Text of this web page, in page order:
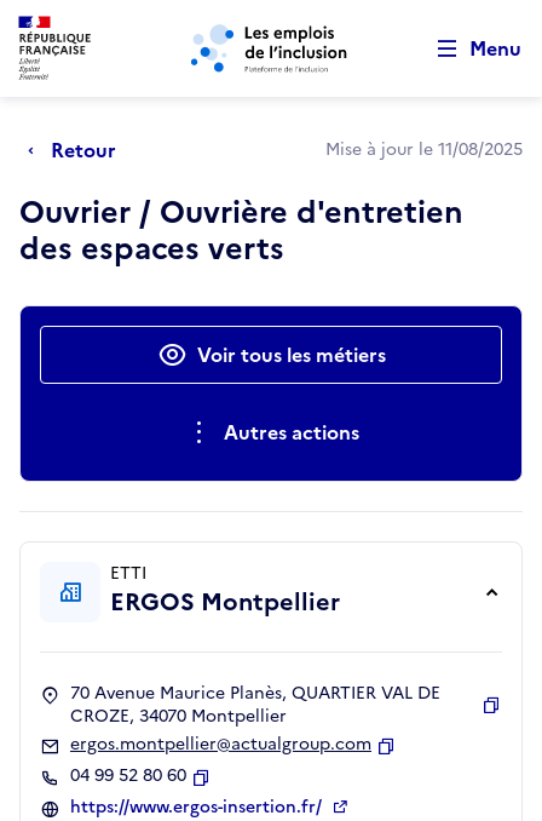
Aller au menu principal Aller au contenu principal
Menu
Retour Mise à jour le 11/08/2025
Ouvrier / Ouvrière d'entretien
des espaces verts
Actions rapidesVoir tous les métiers
Autres actions
ETTI
ERGOS Montpellier
70 Avenue Maurice Planès, QUARTIER VAL DE
CROZE, 34070 Montpellier
ergos.montpellier@actualgroup.com
04 99 52 80 60
Copier
https://www.ergos-insertion.fr/
Retour au début de la page
Panneau de gestion des cookies